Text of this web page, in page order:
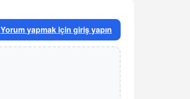
Yorum yapmak için giriş yapın